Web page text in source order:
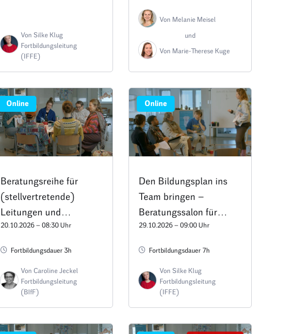
Von Silke Klug
Fortbildungsleitung
(IFFE)
Von Melanie Meisel
und
Von Marie-Therese Kuge
Online
Beratungsreihe für
(stellvertretende)
Leitungen und
Fachberatungen:
Termin C2
20.10.2026 – 08:30 Uhr
Fortbildungsdauer 3h
Von Caroline Jeckel
Fortbildungsleitung
(BIfF)
Online
Den Bildungsplan ins
Team bringen –
Beratungssalon für
Leitungen und
29.10.2026 – 09:00 Uhr
Fortbildungsdauer 7h
Von Silke Klug
Fortbildungsleitung
(IFFE)